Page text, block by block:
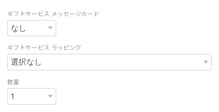
ギフトサービス:メッセージカード
ギフトサービス ラッピング
数量